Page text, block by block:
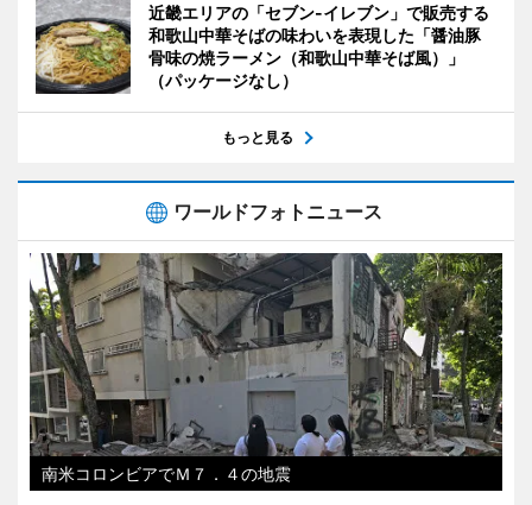
近畿エリアの「セブン-イレブン」で販売する
和歌山中華そばの味わいを表現した「醤油豚
骨味の焼ラーメン（和歌山中華そば風）」
（パッケージなし）
もっと見る
ワールドフォトニュース
南米コロンビアでＭ７．４の地震